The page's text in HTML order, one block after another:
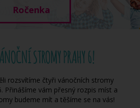
Ročenka
STROMY PRAHY 6!
rozsvítíme čtyři vánočních stromy
Přinášíme vám přesný rozpis míst a
budeme mít a těšíme se na vás!